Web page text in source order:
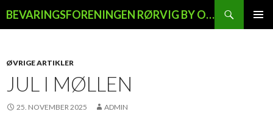
BEVARINGSFORENINGEN RØRVIG BY OG LAND
ØVRIGE ARTIKLER
JUL I MØLLEN
25. NOVEMBER 2025 ADMIN